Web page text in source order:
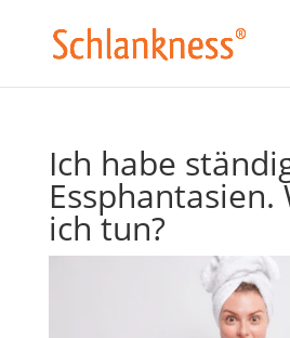
Ich habe
Essphantasien.
ich tun?